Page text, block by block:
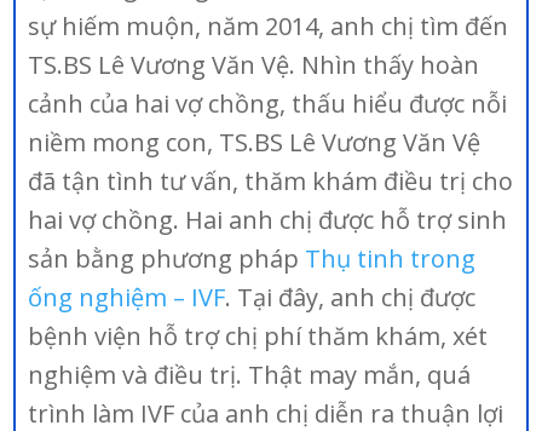
sự hiếm muộn, năm 2014, anh chị tìm đến
TS.BS Lê Vương Văn Vệ. Nhìn thấy hoàn
cảnh của hai vợ chồng, thấu hiểu được nỗi
niềm mong con, TS.BS Lê Vương Văn Vệ
đã tận tình tư vấn, thăm khám điều trị cho
hai vợ chồng. Hai anh chị được hỗ trợ sinh
sản bằng phương pháp Thụ tinh trong
ống nghiệm – IVF. Tại đây, anh chị được
bệnh viện hỗ trợ chị phí thăm khám, xét
nghiệm và điều trị. Thật may mắn, quá
trình làm IVF của anh chị diễn ra thuận lợi